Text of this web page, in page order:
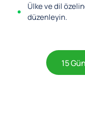
Ülke ve dil
düzenleyin.
15